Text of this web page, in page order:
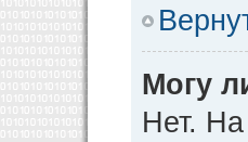
Могу
Нет.